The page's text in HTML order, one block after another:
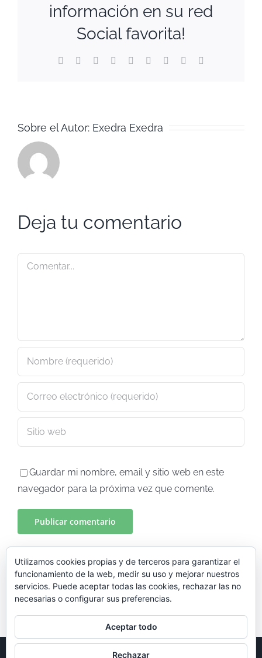
información en su red
Social favorita!
Facebook
TwitterReddit LinkedInWhatsApp
TumblrPinterest
Sobre el Autor: Exedra Exedra
Deja tu comentario
Comentar
Guardar mi nombre, email y sitio web en este
navegador para la próxima vez que comente.
2026 EXEDRA Proyectos | Diseñado por
Utilizamos cookies propias y de terceros para garantizar el
funcionamiento de la web, medir su uso y mejorar nuestros
servicios. Puede aceptar todas las cookies, rechazar las no
necesarias o configurar sus preferencias.
Aceptar todo
Rechazar